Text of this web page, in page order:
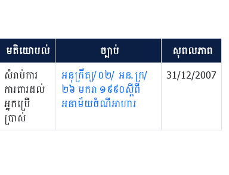
មតិយោបល់ ច្បាប់ សុពលភាព
សំរាប់ការ
ការពារដល់
អ្នកប្រើ
ប្រាស់
អនុក្រឹត្យ/០២/ អន.ក្រ/
២៦ មករា ១៩៩០ស្តីពី
អនាម័យចំណីអាហារ
31/12/2007